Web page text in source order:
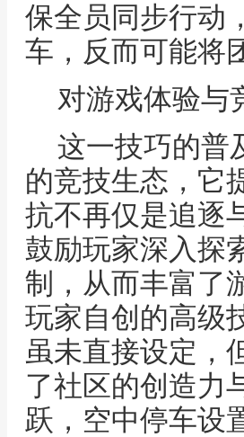
保全员同步行动
车，反而可能将
对游戏体验与
这一技巧的普
的竞技生态，它
抗不再仅是追逐
鼓励玩家深入探
制，从而丰富了
玩家自创的高级
虽未直接设定，
了社区的创造力
跃，空中停车设